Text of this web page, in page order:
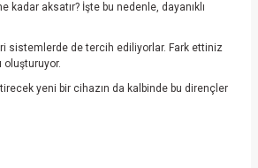
aksatır? İşte bu nedenle, dayanıklı
sistemlerde de tercih ediliyorlar. Fark ettiniz
oluşturuyor.
yeni bir cihazın da kalbinde bu dirençler